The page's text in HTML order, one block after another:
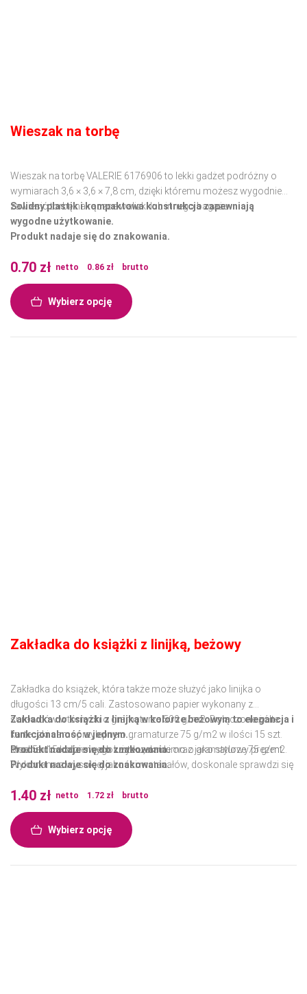
Wieszak na torbę
Wieszak na torbę VALERIE 6176906 to lekki gadżet podróżny o
wymiarach 3,6 × 3,6 × 7,8 cm, dzięki któremu możesz wygodnie
zawiesić torbę na rączce walizki lub innego bagażu.
Solidny plastik i kompaktowa konstrukcja zapewniają
wygodne użytkowanie.
Produkt nadaje się do znakowania.
0.70 zł netto 0.86 zł brutto
Wybierz opcję
Zakładka do książki z linijką, beżowy
Zakładka do książek, która także może służyć jako linijka o
długości 13 cm/5 cali. Zastosowano papier wykonany z
surowców wtórnych o gramaturze 500 g/m2. Dołączone żółte
karteczki samoprzylepne o gramaturze 75 g/m2 w ilości 15 szt.
oraz 5 x 15 kolorowych karteczek memo o gramaturze 75 g/m2.
Zakładka do książki z linijką w kolorze beżowym to elegancja i
funkcjonalność w jednym.
Idealna do codziennego użytku, nauki oraz jako stylowy prezent.
Wykonana z wysokiej jakości materiałów, doskonale sprawdzi się
Produkt nadaje się do znakowania.
Produkt nadaje się do znakowania.
1.40 zł netto 1.72 zł brutto
Wybierz opcję